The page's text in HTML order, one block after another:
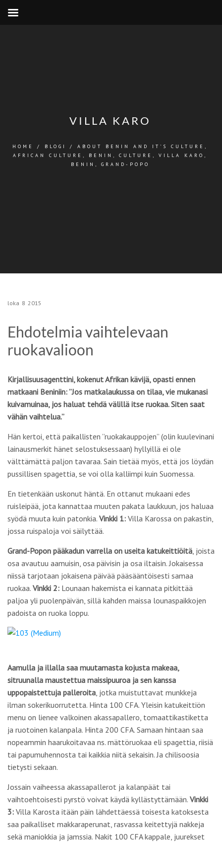
VILLA KARO
HOME / BLOGI / ABOUT BENIN AND IT'S CULTURE
AFRICAN CULTURE
BENIN CULTURE
VILLA KARO,
BENIN, GRAND-POPO
loka 8 2015
Ehdotelmia vaihtelevaan
ruokavalioon
Kirjallisuusagenttini, kokenut Afrikan kävijä, opasti ennen
matkaani Beniniin: ”Jos matkalaukussa on tilaa, vie mukanasi
kuivamuinaa, jos haluat tehdä välillä itse ruokaa. Siten saat
vähän vaihtelua.”
Hän kertoi, että paikallisten ”ruokakauppojen” (olin kuulevinani
lainausmerkit hänet selostuksessaan) hyllyillä ei ole
välttämättä paljon tavaraa. Sain tietää myös, että jos löydän
pussillisen spagettia, se voi olla kalliimpi kuin Suomessa.
En tietenkään uskonut häntä. En ottanut mukaani edes
ruisleipää, jota kannattaa muuten pakata laukkuun, jos haluaa
syödä muuta kuin patonkia. Vinkki 1: Villa Karossa on pakastin,
jossa ruispaloja voi säilyttää.
Grand-Popon pääkadun varrella on useita katukeittiöitä, joista
osa avautuu aamuisin, osa päivisin ja osa iltaisin. Jokaisessa
niissä tarjotaan jokaisena päivää pääsääntöisesti samaa
ruokaa. Vinkki 2: Lounaan hakemista ei kannata pitkittää
paljoa yli puolenpäivän, sillä kahden maissa lounaspaikkojen
padoista on ruoka loppu.
Aamulla ja illalla saa muutamasta kojusta makeaa,
sitruunalla maustettua maissipuuroa ja sen kanssa
uppopaistettuja palleroita, jotka muistuttavat munkkeja
ilman sokerikuorrutetta. Hinta 100 CFA. Yleisin katukeittiön
menu on lienee valkoinen akassapallero, tomaattikastiketta
ja ruotoinen kalanpala. Hinta 200 CFA. Samaan hintaan saa
nopeammin haarukoitavaa ns. mättöruokaa eli spagettia, riisiä
tai papumuhennosta tai kaikkia niitä sekaisin. Ja chilisoosia
tietysti sekaan.
Jossain vaiheessa akassapallerot ja kalanpäät tai
vaihtoehtoisesti pyrstö voivat käydä kyllästyttämään. Vinkki
3: Villa Karosta itään päin lähdettäessä toisesta katoksesta
saa paikalliset makkaraperunat, rasvassa keitettyjä nakkeja
sekä maniokkia ja jamssia. Nakit 100 CFA kappale, juurekset